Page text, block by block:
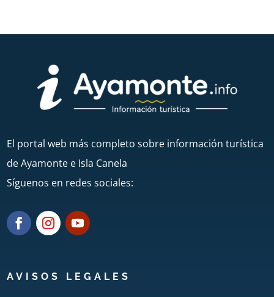
El portal web más completo sobre información turística
de Ayamonte e Isla Canela
Síguenos en redes sociales:
AVISOS LEGALES